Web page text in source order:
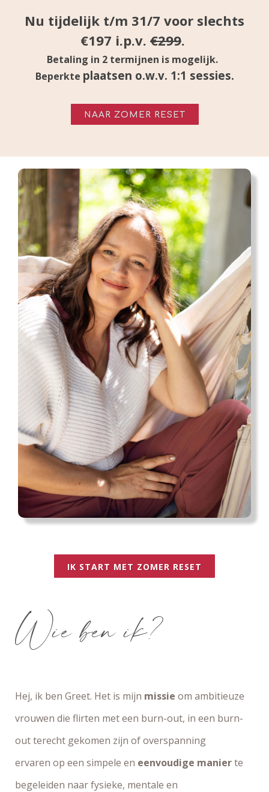
Nu tijdelijk t/m 31/7 voor slechts
€197 i.p.v. €299.
Betaling in 2 termijnen is mogelijk.
Beperkte plaatsen o.w.v. 1:1 sessies.
NAAR ZOMER RESET
IK START MET ZOMER RESET
Wie ben ik?
Hej, ik ben Greet. Het is mijn missie om ambitieuze
vrouwen die flirten met een burn-out, in een burn-
out terecht gekomen zijn ofoverspanning
ervaren op een simpele en eenvoudige manierte
begeleiden naar fysieke, mentale en